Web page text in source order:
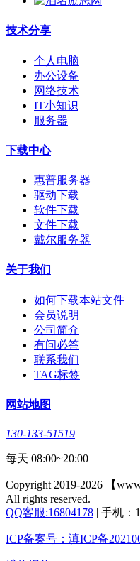
技术分享
个人电脑
办公设备
网络技术
IT小知识
服务器
下载中心
惠普服务器
驱动下载
软件下载
文件下载
戴尔服务器
关于我们
如何下载本站文件
会员说明
公司简介
有问必答
联系我们
TAG标签
网站地图
130-133-51519
每天 08:00~20:00
Copyright 2019-2026 【
All rights reserved.
QQ客服:16804178 | 手机：
ICP备案号：滇ICP备